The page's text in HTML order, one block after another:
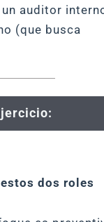
auditor
(que busca
dos roles